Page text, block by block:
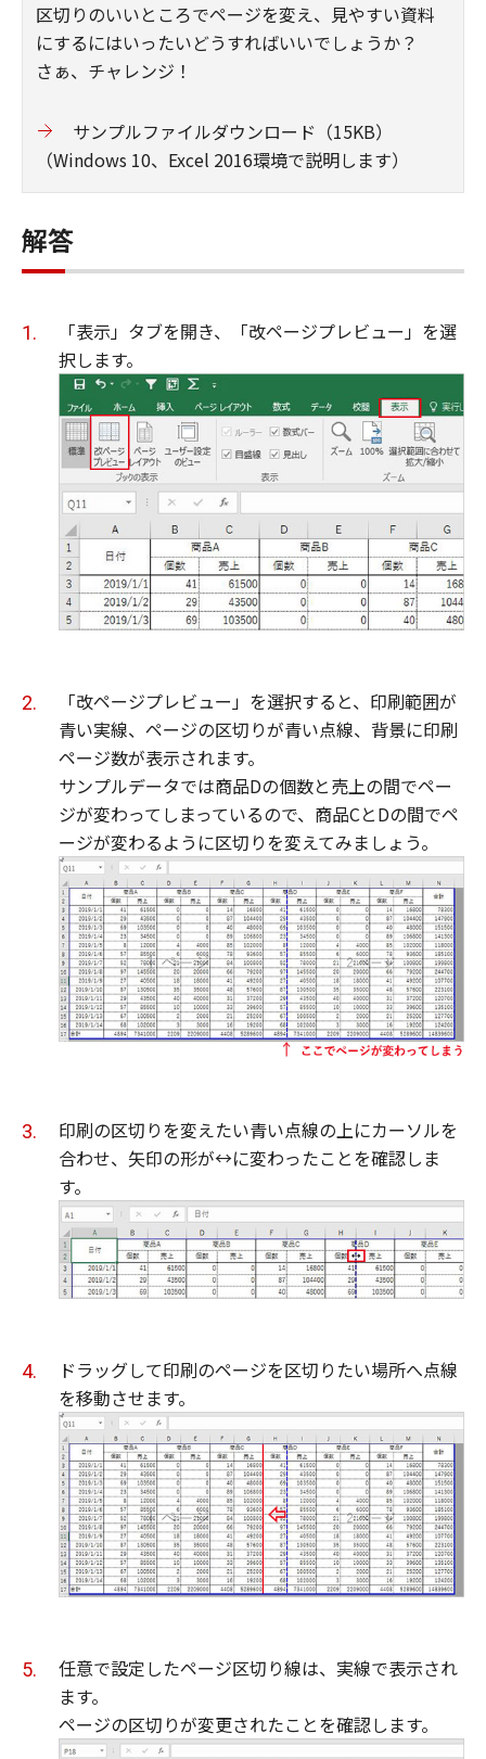
区切りのいいところでページを変え、見やすい資料
にするにはいったいどうすればいいでしょうか？
さぁ、チャレンジ！
サンプルファイルダウンロード（15KB）
（Windows 10、Excel 2016環境で説明します）
解答
「表示」タブを開き、「改ページプレビュー」を選
択します。
「改ページプレビュー」を選択すると、印刷範囲が
青い実線、ページの区切りが青い点線、背景に印刷
ページ数が表示されます。
サンプルデータでは商品Dの個数と売上の間でペー
ジが変わってしまっているので、商品CとDの間でペ
ージが変わるように区切りを変えてみましょう。
印刷の区切りを変えたい青い点線の上にカーソルを
合わせ、矢印の形が↔に変わったことを確認しま
す。
ドラッグして印刷のページを区切りたい場所へ点線
を移動させます。
任意で設定したページ区切り線は、実線で表示され
ます。
ページの区切りが変更されたことを確認します。